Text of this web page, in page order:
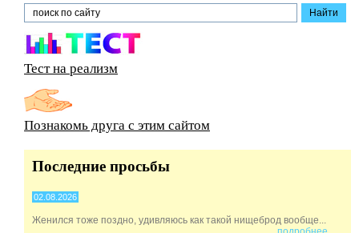
Тест на реализм
Познакомь друга с этим сайтом
Последние просьбы
02.08.2026
Женился тоже поздно, удивляюсь как такой нищеброд вообще...